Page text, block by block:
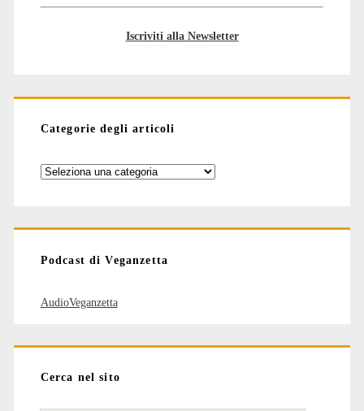
Iscriviti alla Newsletter
Categorie degli articoli
Categorie
Podcast di Veganzetta
AudioVeganzetta
Cerca nel sito